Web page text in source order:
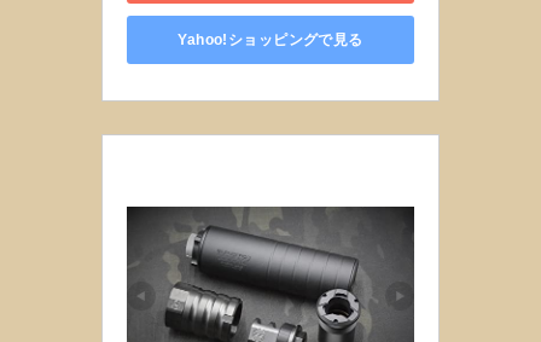
Yahoo!ショッピングで見る